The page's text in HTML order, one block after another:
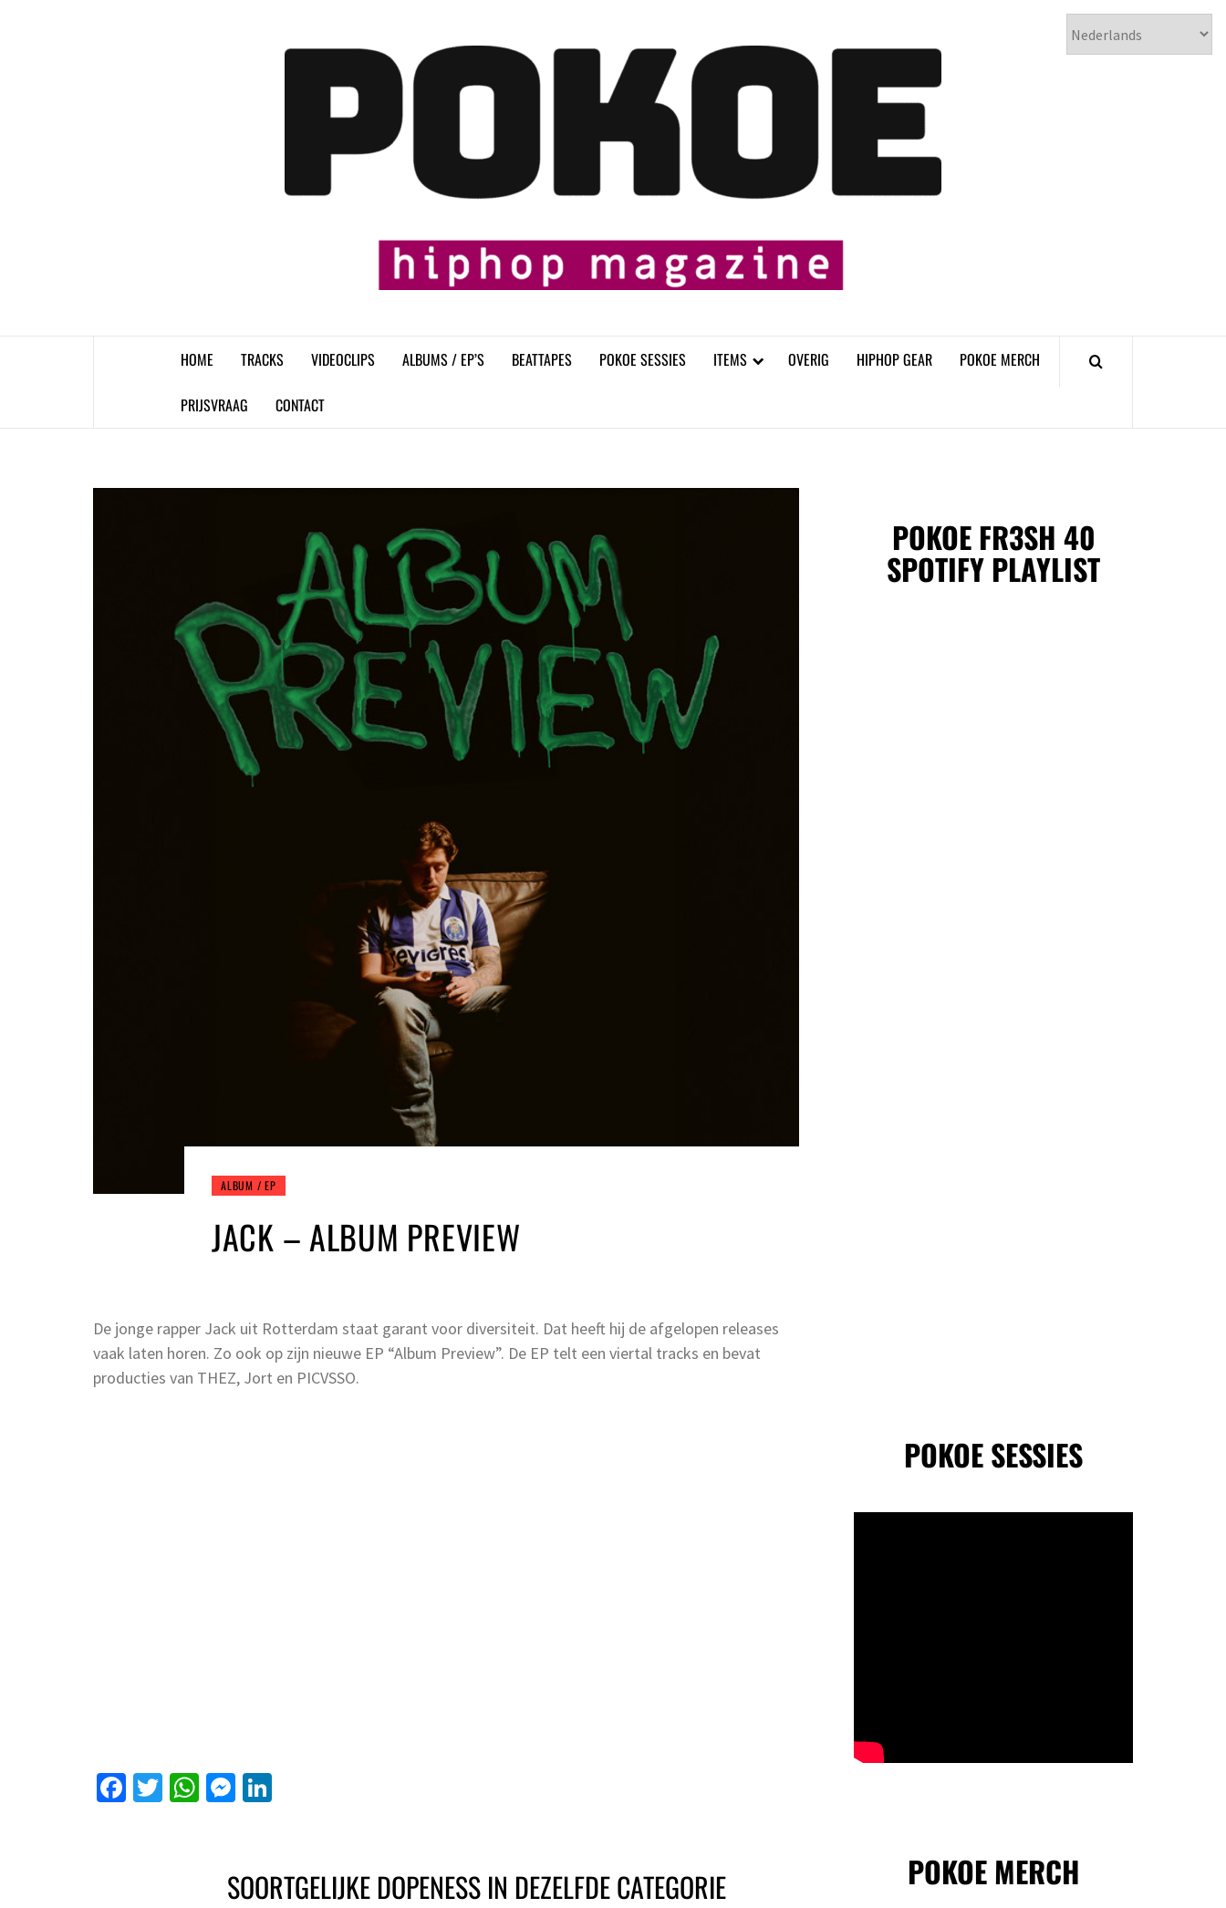
𝗣𝗢𝗞𝗢𝗘
HOME TRACKS VIDEOCLIPS ALBUMS / EP’S BEATTAPES POKOE SESSIES ITEMS OVERIG HIPHOP GEAR POKOE MERCH
PRIJSVRAAG CONTACT
ALBUM / EP
JACK – ALBUM PREVIEW
De jonge rapper Jack uit Rotterdam staat garant voor diversiteit. Dat heeft hij de afgelopen releases
vaak laten horen. Zo ook op zijn nieuwe EP “Album Preview”. De EP telt een viertal tracks en bevat
producties van THEZ, Jort en PICVSSO.
Facebook
Twitter
WhatsApp
Messenger
SOORTGELIJKE DOPENESS IN DEZELFDE CATEGORIE
POKOE FR3SH 40
SPOTIFY PLAYLIST
POKOE SESSIES
POKOE MERCH